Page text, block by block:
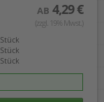
AB 4,29 €
(zzgl. 19% Mwst.)